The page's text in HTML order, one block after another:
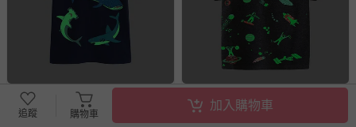
滿1件8折
Jumping meters - 夜光圓領短
滿1件8折
Jumping meters - 夜光圓領短
追蹤 購物車
加入購物車